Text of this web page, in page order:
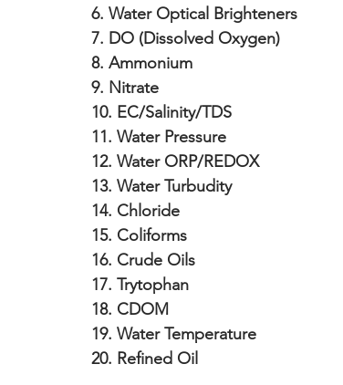
6. Water Optical Brighteners
7. DO (Dissolved Oxygen)
8. Ammonium
9. Nitrate
10. EC/Salinity/TDS
11. Water Pressure
12. Water ORP/REDOX
13. Water Turbudity
14. Chloride
15. Coliforms
16. Crude Oils
17. Trytophan
18. CDOM
19. Water Temperature
20. Refined Oil